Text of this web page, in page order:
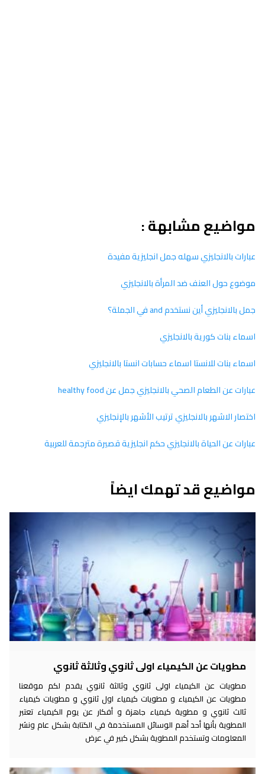
مواضيع مشابهة :
عبارات بالانجليزي سهله جمل انجليزية مفيدة
موضوع حول العنف ضد المرأة بالانجليزي
جمل بالانجليزي أين نستخدم and في الجملة؟
اسماء بنات كورية بالانجليزي
اسماء بنات للانستا اسماء حسابات انستا بالانجليزي
عبارات عن الطعام الصحي بالانجليزي جمل عن healthy food
اختصار الاشهر بالانجليزي ترتيب الأشهر بالإنجليزي
عبارات عن الحياة بالانجليزي حكم انجليزية قصيرة مترجمة للعربية
مواضيع قد تهمك ايضاً
مطويات عن الكيمياء اولى ثانوي وثالثة ثانوي
مطويات عن الكيمياء اولى ثانوي وثالثة ثانوي يقدم لكم موقعنا
مطويات عن الكيمياء و مطويات كيمياء اول ثانوي و مطويات كيمياء
ثالث ثانوي و مطوية كيمياء جاهزة و أفكار عن يوم الكيمياء تعتبر
المطوية بأنها أحد أهم الوسائل المستخدمة في الكتابة بشكل عام ونشر
المعلومات وتستخدم المطوية بشكل كبير في عرض